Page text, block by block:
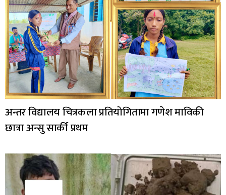
अन्तर विद्यालय चित्रकला प्रतियोगितामा गणेश माविकी
छात्रा अन्सु सार्की प्रथम